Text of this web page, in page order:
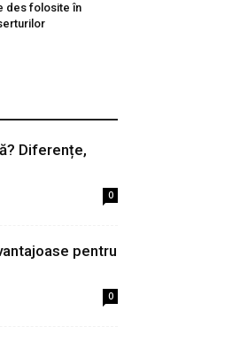
des folosite în
Diferențe,
0
pentru
0